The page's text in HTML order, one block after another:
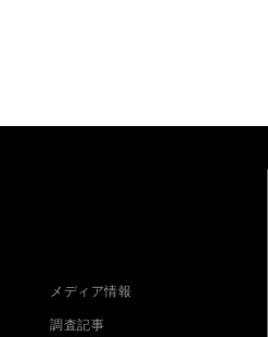
メディア情報
調査記事